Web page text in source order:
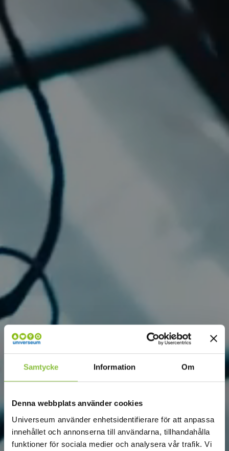
Samtycke Information Om
Denna webbplats använder cookies
Universeum använder enhetsidentifierare för att anpassa
innehållet och annonserna till användarna, tillhandahålla
funktioner för sociala medier och analysera vår trafik. Vi